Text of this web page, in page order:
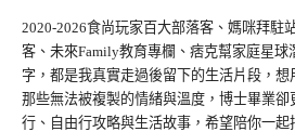
2020-2026食尚玩家百大部落客、媽咪拜駐
客、未來Family教育專欄、痞克幫家庭星球
字，都是我真實走過後留下的生活片段，
那些無法被複製的情緒與溫度，博士畢業
行、自由行攻略與生活故事，希望陪你一